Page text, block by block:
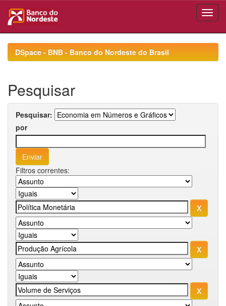
navigationDSpace - BNB - Banco do Nordeste do Brasil
Pesquisar
Pesquisar:
por
Filtros correntes: